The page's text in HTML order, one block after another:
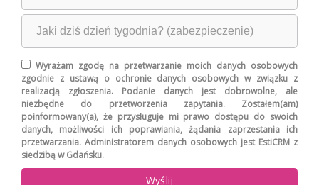
Wyrażam zgodę na przetwarzanie moich danych osobowych
zgodnie z ustawą o ochronie danych osobowych w związku z
realizacją zgłoszenia. Podanie danych jest dobrowolne, ale
niezbędne do przetworzenia zapytania. Zostałem(am)
poinformowany(a), że przysługuje mi prawo dostępu do swoich
danych, możliwości ich poprawiania, żądania zaprzestania ich
przetwarzania. Administratorem danych osobowych jest EstiCRM z
siedzibą w Gdańsku.